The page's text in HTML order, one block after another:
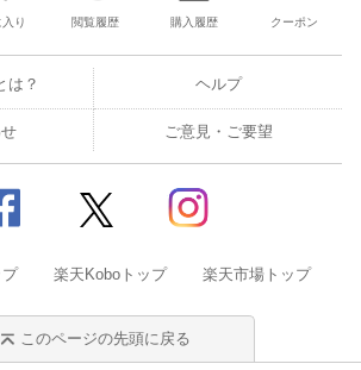
り 閲覧履歴 購入履歴 クーポン
は？ ヘルプ
ご意見・ご要望
楽天Koboトップ 楽天市場トップ
このページの先頭に戻る